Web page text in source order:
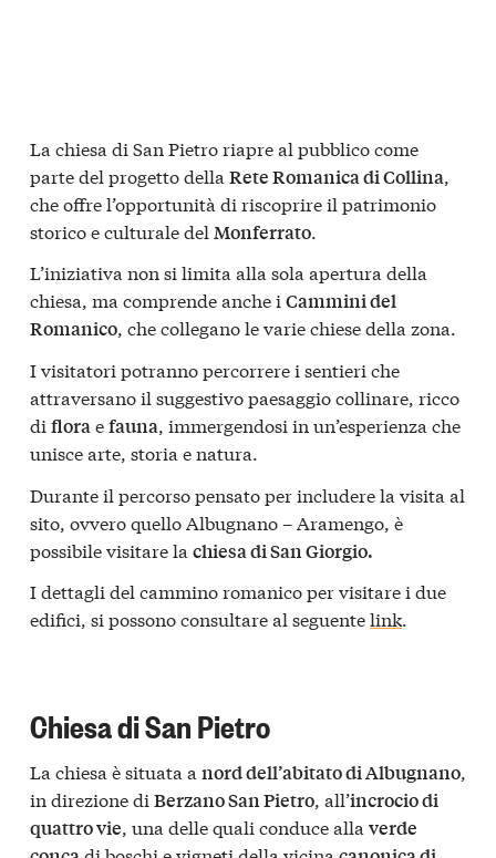
La chiesa di San Pietro riapre al pubblico come
parte del progetto della Rete Romanica di Collina,
che offre l’opportunità di riscoprire il patrimonio
storico e culturale del Monferrato.
L’iniziativa non si limita alla sola apertura della
chiesa, ma comprende anche i Cammini del
Romanico, che collegano le varie chiese della zona.
I visitatori potranno percorrere i sentieri che
attraversano il suggestivo paesaggio collinare, ricco
di floraefauna, immergendosi in un’esperienza che
unisce arte, storia e natura.
Durante il percorso pensato per includere la visita al
sito, ovvero quello Albugnano – Aramengo, è
possibile visitare la chiesa di San Giorgio.
I dettagli del cammino romanico per visitare i due
edifici, si possono consultare al seguentelink.
Chiesa di San Pietro
La chiesa è situata a nord dell’abitato di Albugnano,
in direzione di Berzano San Pietro, all’incrocio di
quattro vie, una delle quali conduce alla verde